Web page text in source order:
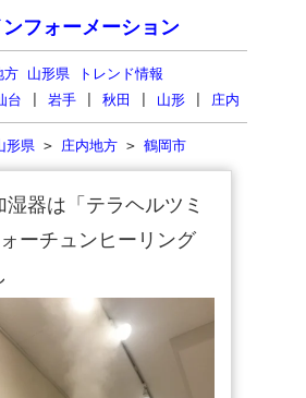
フォーメーション
方 山形県 トレンド情報
台 岩手 秋田 山形 庄内
形県 > 庄内地方 > 鶴岡市
湿器は「テラヘルツミ
ーチュンヒーリング